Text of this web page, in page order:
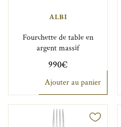
ALBI
Fourchette de table en
argent massif
990€
Ajouter au panier